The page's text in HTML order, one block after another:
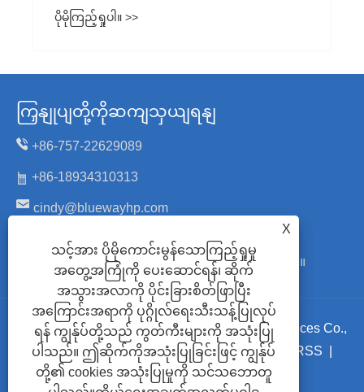
ပိုမိုကြည့်ရှုပါ။ >>
ကြှနျုပျတို့ကိုဆကျသှယျရနျ
+86-757-22629089
+86-18934310313
cindy@bluewayhp.com
အမှတ် ၆၊ Zhanye လမ်း၊ Honggang စက်မှုဇုန်၊
Daliang၊ Shunde၊ Foshan၊ Guangdong၊ တရုတ်။
မူပိုင်ခွင့် © 2024 Foshan Blueway Electric Appliances Co.,
Ltd. All Rights Reserved.
Links|Sitemap RSS
XML| ကိုယ်ရေးအချက်အလက်မူဝါဒ
X
သင့်အား ပိုမိုကောင်းမွန်သောကြည့်ရှုမှု
အတွေ့အကြုံကို ပေးဆောင်ရန်၊ ဆိုက်
အသွားအလာကို ပိုင်းခြားစိတ်ဖြာပြီး
အကြောင်းအရာကို ပုဂ္ဂိုလ်ရေးသီးသန့်ပြုလုပ်
ရန် ကျွန်ုပ်တို့သည် ကွတ်ကီးများကို အသုံးပြု
ပါသည်။ ဤဆိုက်ကိုအသုံးပြုခြင်းဖြင့် ကျွန်ုပ်
တို့၏ cookies အသုံးပြုမှုကို သင်သဘောတူ